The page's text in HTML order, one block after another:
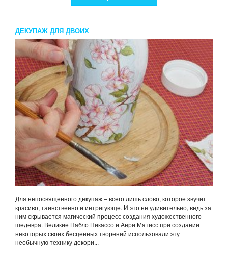
ДЕКУПАЖ ДЛЯ ДВОИХ
Для непосвященного декупаж – всего лишь слово, которое звучит
красиво, таинственно и интригующе. И это не удивительно, ведь за
ним скрывается магический процесс создания художественного
шедевра. Великие Пабло Пикассо и Анри Матисс при создании
некоторых своих бесценных творений использовали эту
необычную технику декори...